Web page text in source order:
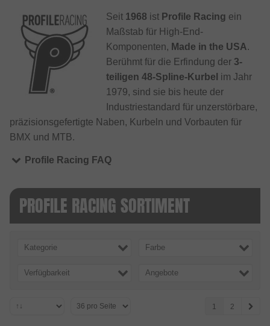
Seit 1968 ist Profile Racing ein
Maßstab für High-End-
Komponenten, Made in the USA.
Berühmt für die Erfindung der 3-
teiligen 48-Spline-Kurbel im Jahr
1979, sind sie bis heute der
Industriestandard für unzerstörbare,
präzisionsgefertigte Naben, Kurbeln und Vorbauten für
BMX und MTB.
Profile Racing FAQ
PROFILE RACING SORTIMENT
Kategorie Farbe
Verfügbarkeit Angebote
1 2